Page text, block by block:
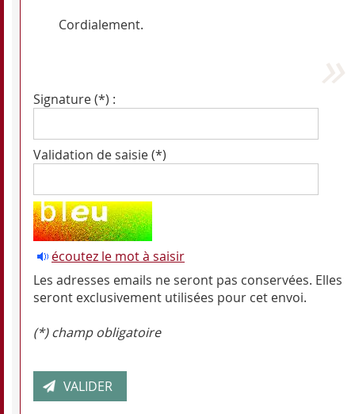
Cordialement.
Signature (*) :
Validation de saisie (*)
écoutez le mot à saisir
Les adresses emails ne seront pas conservées. Elles
seront exclusivement utilisées pour cet envoi.
(*) champ obligatoire